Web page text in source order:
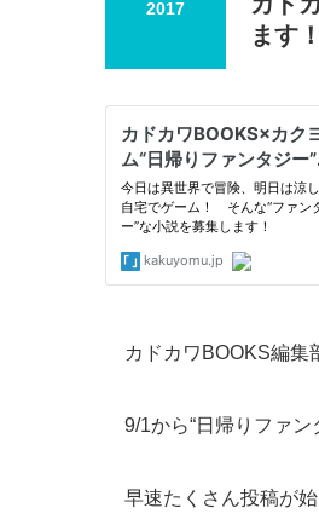
2017
ます！
カドカワBOOKS編集
9/1から“日帰りファン
早速たくさん投稿が始